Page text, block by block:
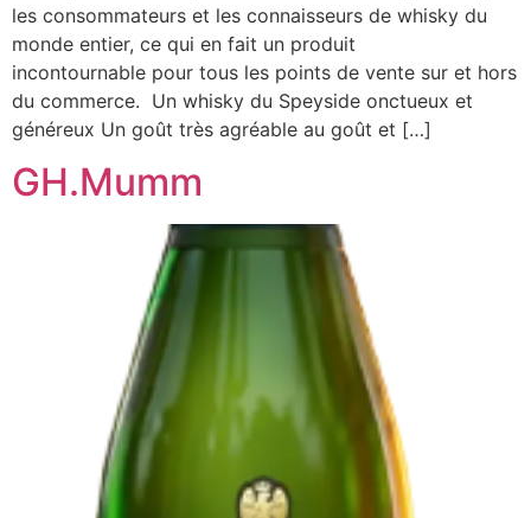
les consommateurs et les connaisseurs de whisky du
monde entier, ce qui en fait un produit
incontournable pour tous les points de vente sur et hors
du commerce. Un whisky du Speyside onctueux et
généreux Un goût très agréable au goût et […]
GH.Mumm